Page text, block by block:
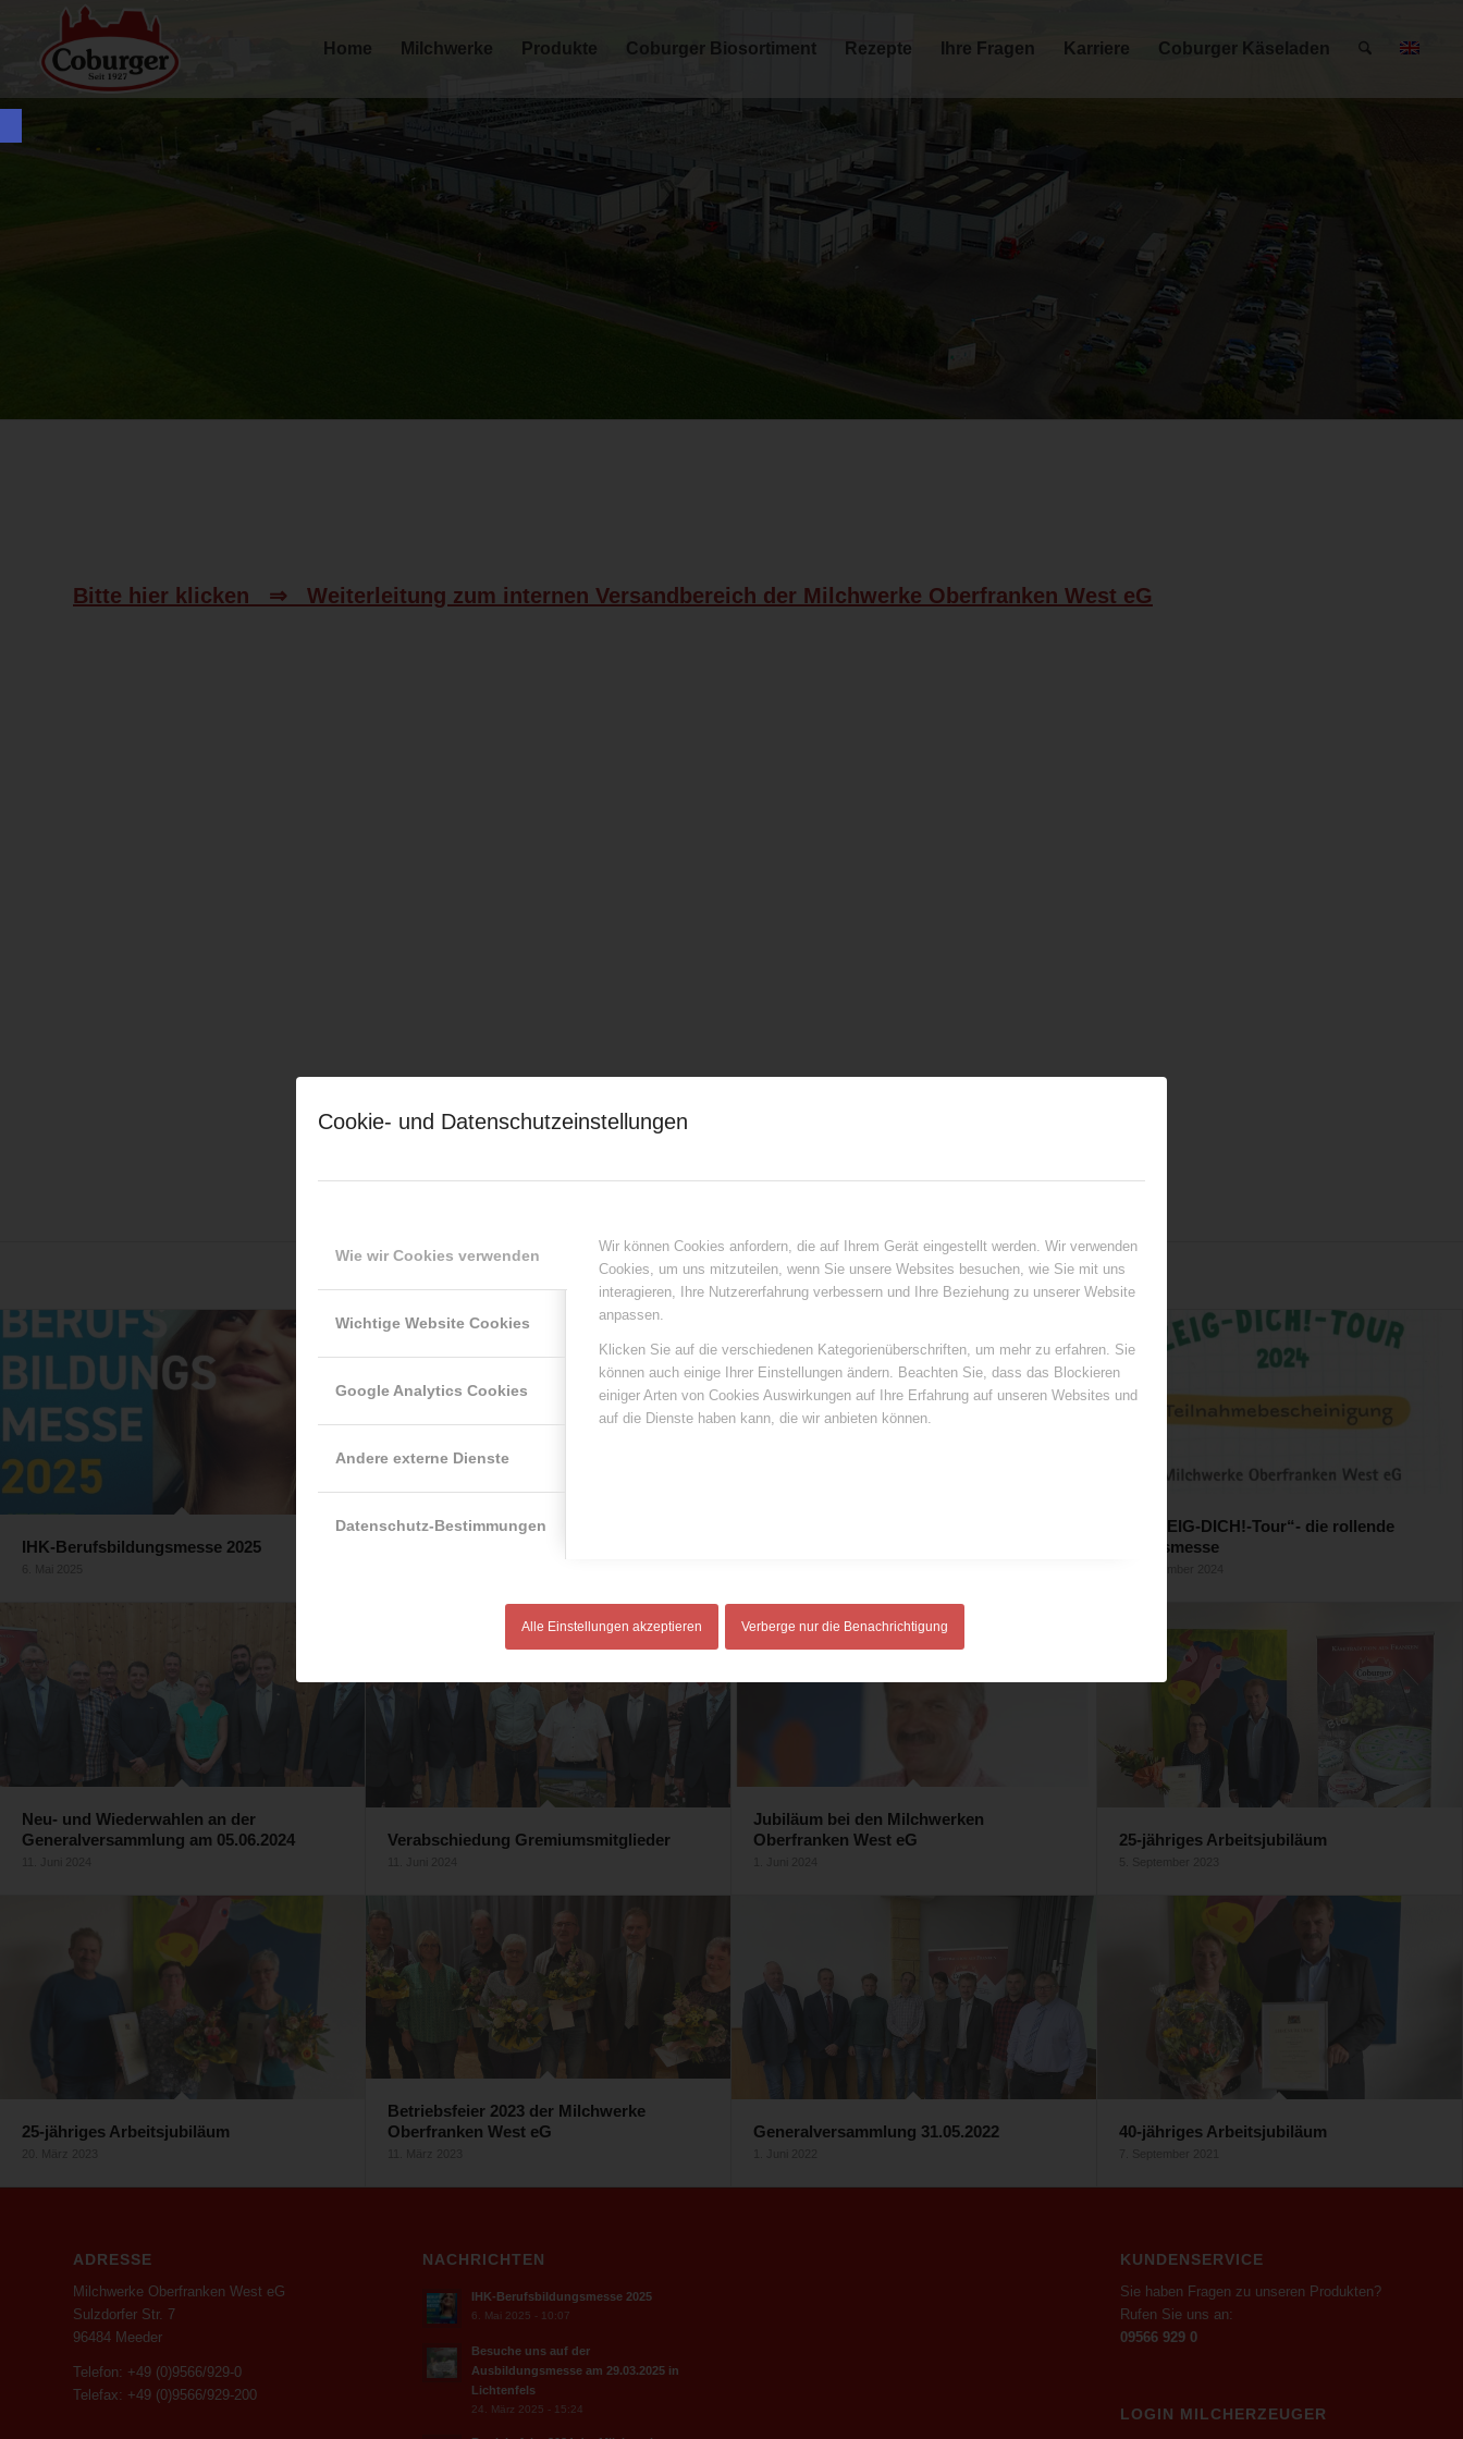
Werkzeugleiste öffnen
Cookie- und Datenschutzeinstellungen
Wie wir Cookies verwenden
Wichtige Website Cookies
Google Analytics Cookies
Andere externe Dienste
Datenschutz-Bestimmungen
Wir können Cookies anfordern, die auf Ihrem Gerät eingestellt werden. Wir verwenden
Cookies, um uns mitzuteilen, wenn Sie unsere Websites besuchen, wie Sie mit uns
interagieren, Ihre Nutzererfahrung verbessern und Ihre Beziehung zu unserer Website
anpassen.
Klicken Sie auf die verschiedenen Kategorienüberschriften, um mehr zu erfahren. Sie
können auch einige Ihrer Einstellungen ändern. Beachten Sie, dass das Blockieren
einiger Arten von Cookies Auswirkungen auf Ihre Erfahrung auf unseren Websites und
auf die Dienste haben kann, die wir anbieten können.
Alle Einstellungen akzeptieren Verberge nur die Benachrichtigung
Home Milchwerke Produkte Coburger Biosortiment Rezepte Ihre Fragen Karriere Coburger Käseladen
Bitte hier klicken ⇒ Weiterleitung zum internen Versandbereich der Milchwerke Oberfranken West eG
Alle / Neuigkeiten / Neuigkeiten Karriere
IHK-Berufsbildungsmesse 2025
Besuche uns auf der Ausbildungsmesse
Die „ZEIG-DICH!-Tour“- die rollende
Berufsmesse
Neu- und Wiederwahlen an der
Generalversammlung am 05.06.2024
Verabschiedung Gremiumsmitglieder
Jubiläum bei den Milchwerken
Oberfranken West eG
25-jähriges Arbeitsjubiläum
25-jähriges Arbeitsjubiläum
Betriebsfeier 2023 der Milchwerke
Oberfranken West eG
Generalversammlung 31.05.2022 40-jähriges Arbeitsjubiläum
ADRESSE
Milchwerke Oberfranken West eG
Sulzdorfer Str. 7
96484 Meeder
Telefon: +49 (0)9566/929-0
Telefax: +49 (0)9566/929-200
NACHRICHTEN
IHK-Berufsbildungsmesse 2025
6. Mai 2025 - 10:07
Besuche uns auf der
Ausbildungsmesse am 29.03.2025 in
Lichtenfels
24. März 2025 - 15:24
KUNDENSERVICE
Sie haben Fragen zu unseren Produkten?
Rufen Sie uns an:
09566 929 0
LOGIN MILCHERZEUGER